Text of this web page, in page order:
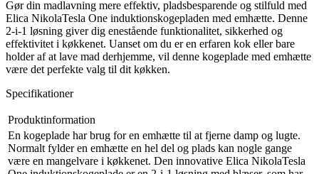
Gør din madlavning mere effektiv, pladsbesparende og stilfuld med
Elica NikolaTesla One induktionskogepladen med emhætte. Denne
2-i-1 løsning giver dig enestående funktionalitet, sikkerhed og
effektivitet i køkkenet. Uanset om du er en erfaren kok eller bare
holder af at lave mad derhjemme, vil denne kogeplade med emhætte
være det perfekte valg til dit køkken.
Specifikationer
Produktinformation
En kogeplade har brug for en emhætte til at fjerne damp og lugte.
Normalt fylder en emhætte en hel del og plads kan nogle gange
være en mangelvare i køkkenet. Den innovative Elica NikolaTesla